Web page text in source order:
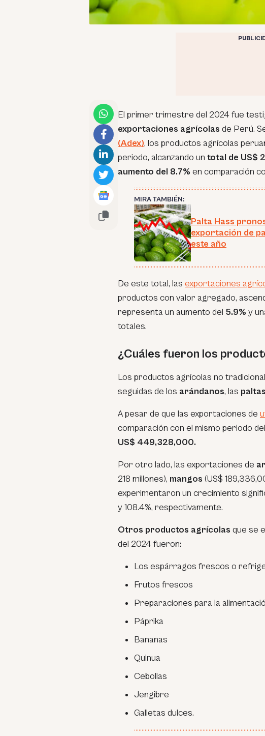
El primer trimestre del 2024 fue
exportaciones agrícolas de Perú.
(Adex), los productos agrícolas
periodo, alcanzando un total de US$
aumento del 8.7% en comparación
MIRA TAMBIÉN:
Palta Hass
exportación de
este año
De este total, las exportaciones
productos con valor agregado,
representa un aumento del 5.9% y
totales.
¿Cuáles fueron los
Los productos agrícolas no
seguidas de los arándanos, las paltas
A pesar de que las exportaciones de
comparación con el mismo periodo
US$ 449,328,000.
Por otro lado, las exportaciones de
218 millones), mangos (US$
experimentaron un crecimiento
y 108.4%, respectivamente.
Otros productos agrícolas que se
del 2024 fueron:
Los espárragos frescos o
Frutos frescos
Preparaciones para la
Páprika
Bananas
Quinua
Cebollas
Jengibre
Galletas dulces.